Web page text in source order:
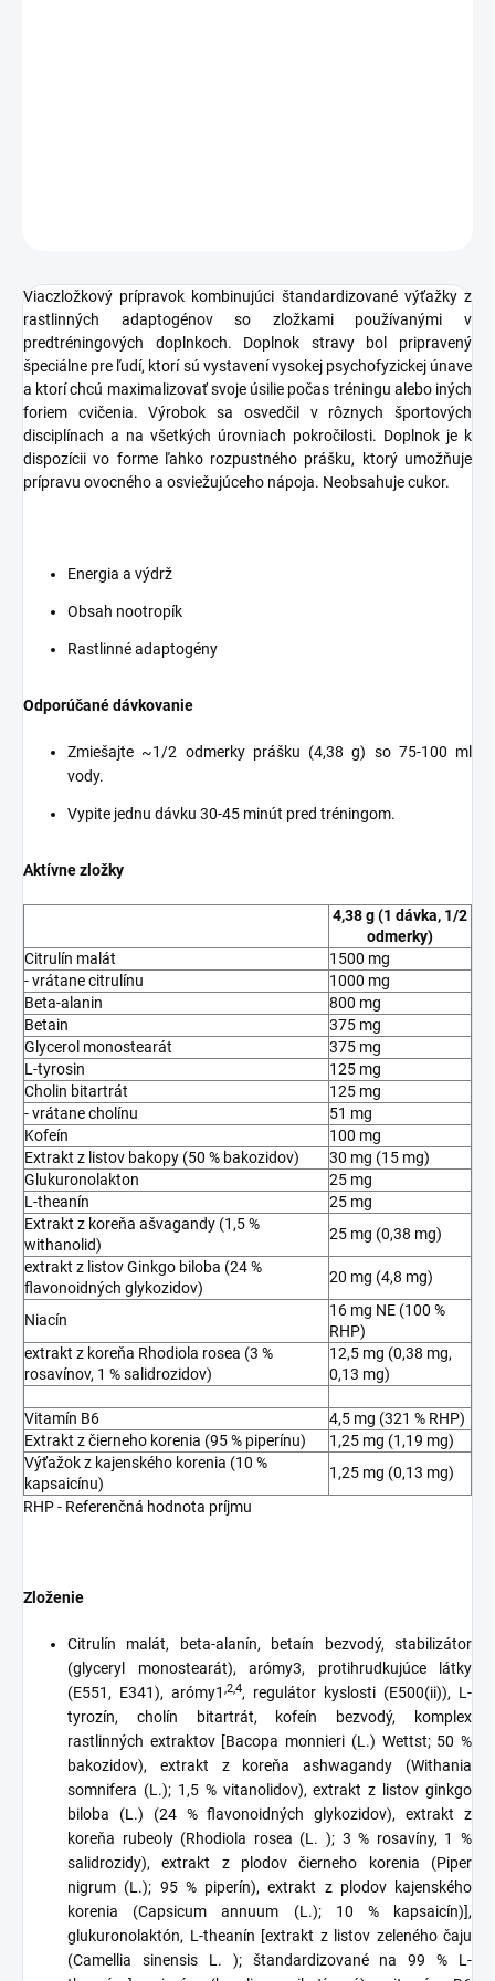
Viaczložkový prípravok kombinujúci štandardizované výťažky z
rastlinných adaptogénov so zložkami používanými v
predtréningových doplnkoch. Doplnok stravy bol pripravený
špeciálne pre ľudí, ktorí sú vystavení vysokej psychofyzickej únave
a ktorí chcú maximalizovať svoje úsilie počas tréningu alebo iných
foriem cvičenia. Výrobok sa osvedčil v rôznych športových
disciplínach a na všetkých úrovniach pokročilosti. Doplnok je k
dispozícii vo forme ľahko rozpustného prášku, ktorý umožňuje
prípravu ovocného a osviežujúceho nápoja. Neobsahuje cukor.
Energia a výdrž
Obsah nootropík
Rastlinné adaptogény
Odporúčané dávkovanie
Zmiešajte ~1/2 odmerky prášku (4,38 g) so 75-100 ml
vody.
Vypite jednu dávku 30-45 minút pred tréningom.
Aktívne zložky
4,38 g (1 dávka, 1/2
odmerky)
Citrulín malát
1500 mg
- vrátane citrulínu
1000 mg
Beta-alanin
800 mg
Betain
375 mg
Glycerol monostearát
375 mg
L-tyrosin
125 mg
Cholin bitartrát
125 mg
- vrátane cholínu
51 mg
Kofeín
100 mg
Extrakt z listov bakopy (50 % bakozidov)
30 mg (15 mg)
Glukuronolakton
25 mg
L-theanín
25 mg
Extrakt z koreňa ašvagandy (1,5 %
withanolid)
25 mg (0,38 mg)
extrakt z listov Ginkgo biloba (24 %
flavonoidných glykozidov)
20 mg (4,8 mg)
Niacín
16 mg NE (100 %
RHP)
extrakt z koreňa Rhodiola rosea (3 %
rosavínov, 1 % salidrozidov)
12,5 mg (0,38 mg,
0,13 mg)
Vitamín B6
4,5 mg (321 % RHP)
Extrakt z čierneho korenia (95 % piperínu)
1,25 mg (1,19 mg)
Výťažok z kajenského korenia (10 %
kapsaicínu)
1,25 mg (0,13 mg)
RHP - Referenčná hodnota príjmu
Zloženie
Citrulín malát, beta-alanín, betaín bezvodý, stabilizátor
(glyceryl monostearát), arómy3, protihrudkujúce látky
(E551, E341), arómy1 ,2,4, regulátor kyslosti (E500(ii)), L-
tyrozín, cholín bitartrát, kofeín bezvodý, komplex
rastlinných extraktov [Bacopa monnieri (L.) Wettst; 50 %
bakozidov), extrakt z koreňa ashwagandy (Withania
somnifera (L.); 1,5 % vitanolidov), extrakt z listov ginkgo
biloba (L.) (24 % flavonoidných glykozidov), extrakt z
koreňa rubeoly (Rhodiola rosea (L. ); 3 % rosavíny, 1 %
salidrozidy), extrakt z plodov čierneho korenia (Piper
nigrum (L.); 95 % piperín), extrakt z plodov kajenského
korenia (Capsicum annuum (L.); 10 % kapsaicín)],
glukuronolaktón, L-theanín [extrakt z listov zeleného čaju
(Camellia sinensis L. ); štandardizované na 99 % L-